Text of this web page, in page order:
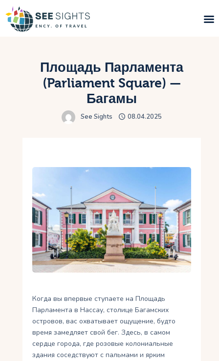
Горящие туры
Контакты
Укр
Площадь Парламента
(Parliament Square) —
Багамы
See Sights 08.04.2025
Когда вы впервые ступаете на Площадь
Парламента в Нассау, столице Багамских
островов, вас охватывает ощущение, будто
время замедляет свой бег. Здесь, в самом
сердце города, где розовые колониальные
здания соседствуют с пальмами и ярким